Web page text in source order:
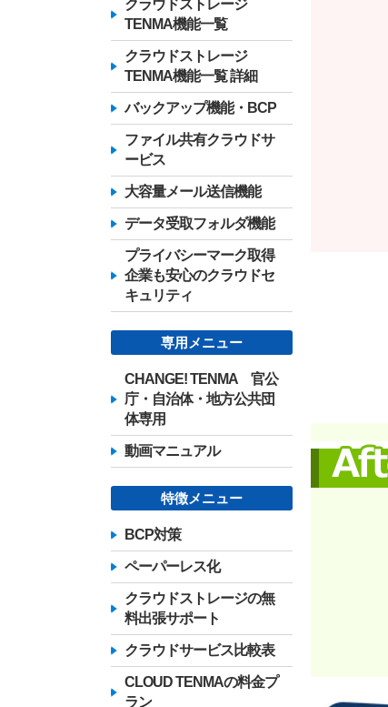
クラウドストレージ
TENMA機能一覧
クラウドストレージ
TENMA機能一覧 詳細
バックアップ機能・BCP
ファイル共有クラウドサ
ービス
大容量メール送信機能
データ受取フォルダ機能
プライバシーマーク取得
企業も安心のクラウドセ
キュリティ
専用メニュー
CHANGE! TENMA 官公
庁・自治体・地方公共団
体専用
動画マニュアル
特徴メニュー
BCP対策
ペーパーレス化
クラウドストレージの無
料出張サポート
クラウドサービス比較表
CLOUD TENMAの料金プ
ラン